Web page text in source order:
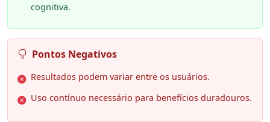
cognitiva.
Pontos Negativos
Resultados podem variar entre os usuários.
Uso contínuo necessário para benefícios duradouros.